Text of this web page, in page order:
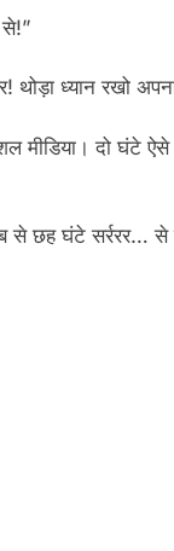
से!”
थोड़ा ध्यान रखो
मीडिया। दो घंटे
से छह घंटे सर्ररर… से